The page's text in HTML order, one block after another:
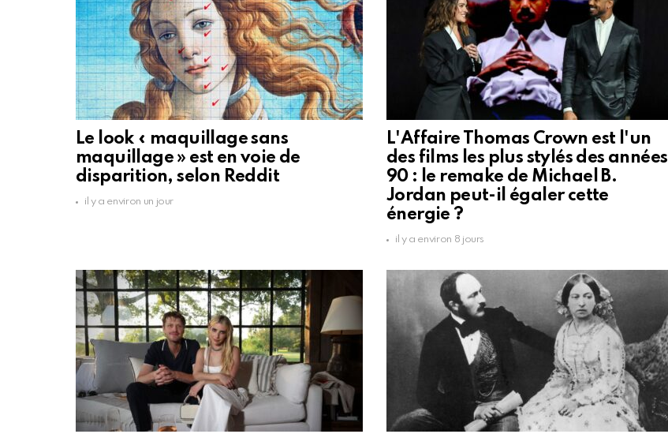
Le look « maquillage sans
maquillage » est en voie de
disparition, selon Reddit
il y a environ un jour
L'Affaire Thomas Crown est l'un
des films les plus stylés des années
90 : le remake de Michael B.
Jordan peut-il égaler cette
énergie ?
il y a environ 8 jours